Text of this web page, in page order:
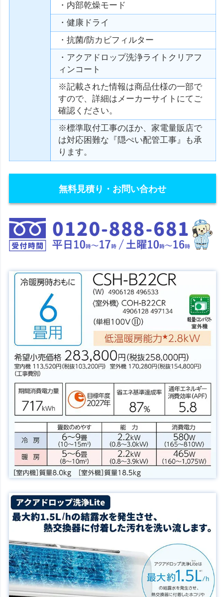
・内部乾燥モード
・健康ドライ
・抗菌/防カビフィルター
・アクアドロップ洗浄ライトクリアフ
ィンコート
※記載された情報は商品仕様の一部で
すので、詳細はメーカーサイトにてご
確認ください。
※標準取付工事のほか、家電量販店で
は対応困難な『隠ぺい配管工事』も承
ります。
無料見積り・お問い合わせ